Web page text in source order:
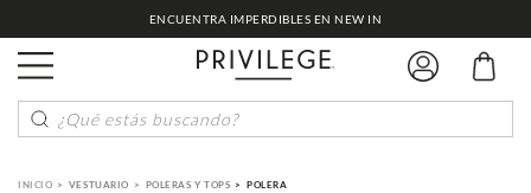
ENCUENTRA IMPERDIBLES EN NEW IN
¿Qué estás buscando?
VESTUARIO POLERAS Y TOPS POLERA